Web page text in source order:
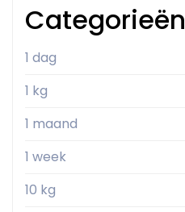
Categorieën
1 dag
1 kg
1 maand
1 week
10 kg